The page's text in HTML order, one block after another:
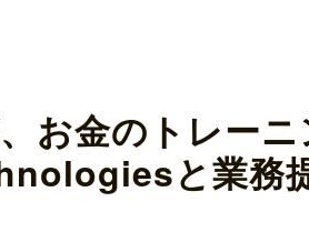
お金のトレー
と業務